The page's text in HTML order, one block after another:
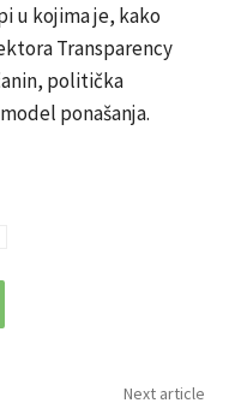
u kojima je, kako
Transparency
politička
ponašanja.
Next article